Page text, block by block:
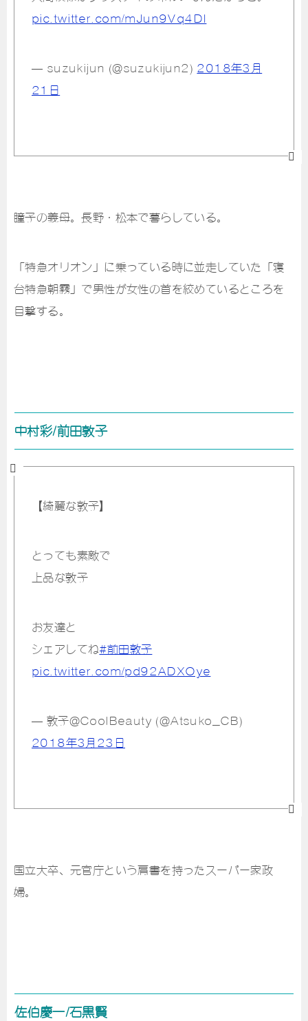
pic.twitter.com/mJun9Vq4DI
— suzukijun (@suzukijun2) 2018年3月
21日
瞳子の義母。長野・松本で暮らしている。
「特急オリオン」に乗っている時に並走していた「寝
台特急朝霧」で男性が女性の首を絞めているところを
目撃する。
中村彩/前田敦子
【綺麗な敦子】
とっても素敵で
上品な敦子
お友達と
シェアしてね#前田敦子
pic.twitter.com/pd92ADXOye
— 敦子@CoolBeauty (@Atsuko_CB)
2018年3月23日
国立大卒、元官庁という肩書を持ったスーパー家政
婦。
佐伯慶一/石黒賢